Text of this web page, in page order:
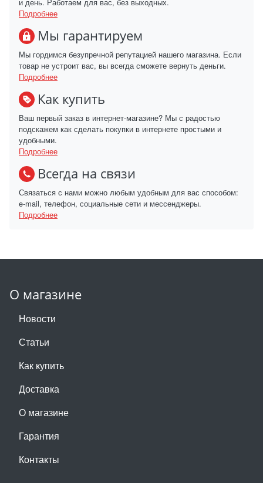
Подробнее
Мы гарантируем
Мы гордимся безупречной репутацией нашего магазина. Если
товар не устроит вас, вы всегда сможете вернуть деньги.
Подробнее
Как купить
Ваш первый заказ в интернет-магазине? Мы с радостью
подскажем как сделать покупки в интернете простыми и
удобными.
Подробнее
Всегда на связи
Связаться с нами можно любым удобным для вас способом:
e-mail, телефон, социальные сети и мессенджеры.
Подробнее
О магазине
Новости
Статьи
Как купить
Доставка
О магазине
Гарантия
Контакты